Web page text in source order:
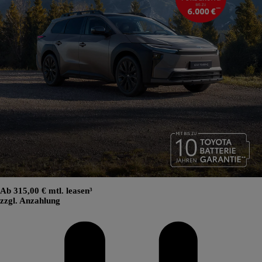
Ab 315,00 € mtl. leasen³
zzgl. Anzahlung